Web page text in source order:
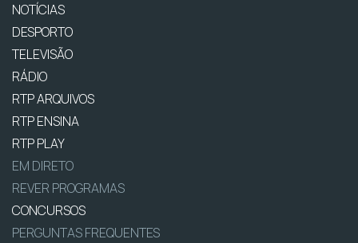
NOTÍCIAS
DESPORTO
TELEVISÃO
RÁDIO
RTP ARQUIVOS
RTP ENSINA
RTP PLAY
EM DIRETO
REVER PROGRAMAS
CONCURSOS
PERGUNTAS FREQUENTES